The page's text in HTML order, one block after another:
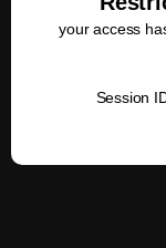
your access
Session